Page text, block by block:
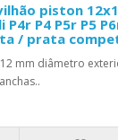
piston
P4 P5r P5
/ prata
mm diâmetro